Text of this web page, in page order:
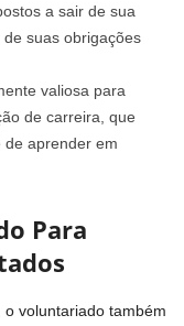
a sair de sua
suas obrigações
valiosa para
de carreira, que
de aprender em
Para
voluntariado também